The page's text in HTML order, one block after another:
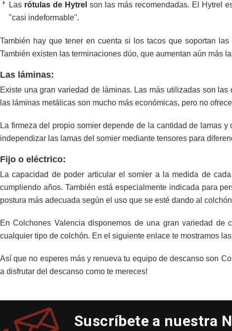
Las rótulas de Hytrel son las más recomendadas. El Hytrel
"casi indeformable".
También hay que tener en cuenta si los tacos que soportan
También existen las terminaciones dúo, que aumentan aún más
Las láminas:
Existe una gran variedad de láminas. Las más utilizadas son
las láminas metálicas son mucho más económicas, pero no
La firmeza del propio somier depende de la cantidad de lamas
independizar las lamas del somier mediante tensores para
Fijo o eléctrico:
La capacidad de poder articular el somier a la medida de
cumpliendo años. También está especialmente indicada para
postura más adecuada según el uso que se esté dando al
En Colchones Valencia disponemos de una gran variedad
cualquier tipo de colchón. En el siguiente enlace te mostramos las
Así que no esperes más y renueva tu equipo de descanso son
a disfrutar del descanso como te mereces!
Suscríbete a nuestra